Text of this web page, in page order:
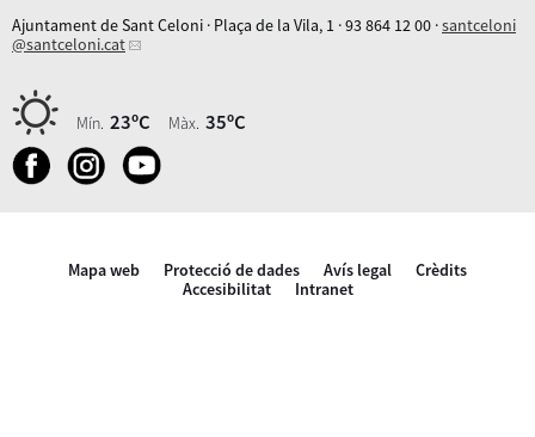
Ajuntament de Sant Celoni · Plaça de la Vila, 1 · 93 864 12 00 ·santceloni
@santceloni.cat
Mín. 23ºC Màx. 35ºC
Mapa web Protecció de dades Avís legal
Crèdits
Accesibilitat
Intranet